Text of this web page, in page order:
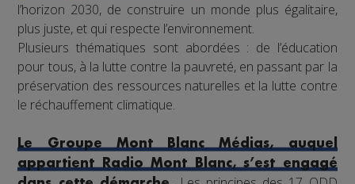
l’horizon 2030, de construire un monde plus égalitaire,
plus juste, et qui respecte l’environnement.
Plusieurs thématiques sont abordées : de l’éducation
pour tous, à la lutte contre la pauvreté, en passant par la
préservation des ressources naturelles et la lutte contre
le réchauffement climatique.
Le Groupe Mont Blanc Médias, auquel
appartient Radio Mont Blanc, s’est engagé